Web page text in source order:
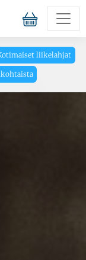
liikelahjat